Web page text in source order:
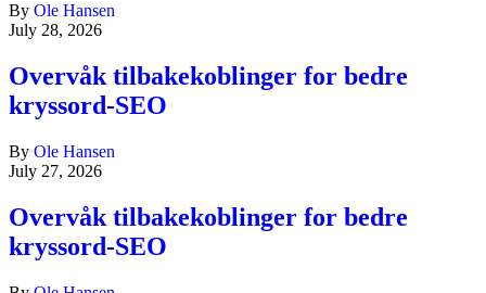
By Ole Hansen
July 28, 2026
Overvåk tilbakekoblinger for bedre
kryssord-SEO
By Ole Hansen
July 27, 2026
Overvåk tilbakekoblinger for bedre
kryssord-SEO